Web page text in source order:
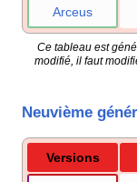
Arceus
Ce tableau est
modifié, il faut
Neuvième
Versions